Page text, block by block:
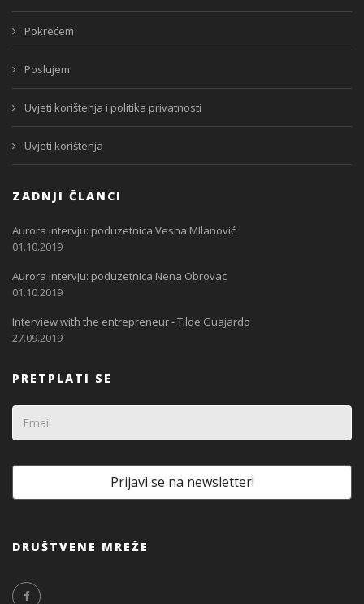
Pokrećem
Poslujem
Uvjeti korištenja i politika privatnosti
Uvjeti korištenja
ZADNJI ČLANCI
Aurora intervju: poduzetnica Vesna MIlanović
01.10.2019
Aurora intervju: poduzetnica Nena Obrovac
01.10.2019
Interview with the entrepreneur - Tilde Guajardo
27.09.2019
PRETPLATI SE
DRUŠTVENE MREŽE